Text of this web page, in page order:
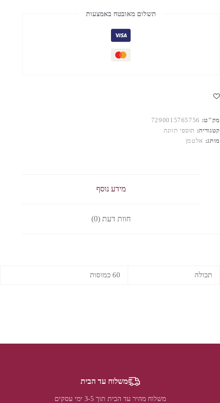
תשלום מאובטח באמצעות
מק"ט: 7290015765756
קטגוריה: תוספי תזונה
מותג: אלטמן
מידע נוסף
חוות דעת (0)
תכולה 60 כמוסות
משלוח עד הבית
משלוח מהיר עד הבית תוך 3-5 ימי עסקים